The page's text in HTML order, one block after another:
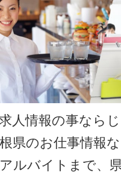
人情報の事なら
県のお仕事情報
ルバイトまで、